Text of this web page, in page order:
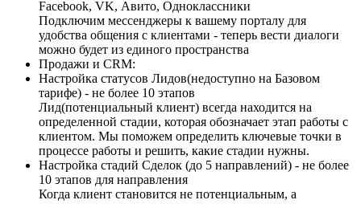
Facebook, VK, Авито, Одноклассники
Подключим мессенджеры к вашему порталу для
удобства общения с клиентами - теперь вести диалоги
можно будет из единого пространства
Продажи и CRM:
Настройка статусов Лидов(недоступно на Базовом
тарифе) - не более 10 этапов
Лид(потенциальный клиент) всегда находится на
определенной стадии, которая обозначает этап работы с
клиентом. Мы поможем определить ключевые точки в
процессе работы и решить, какие стадии нужны.
Настройка стадий Сделок (до 5 направлений) - не более
10 этапов для направления
Когда клиент становится не потенциальным, а